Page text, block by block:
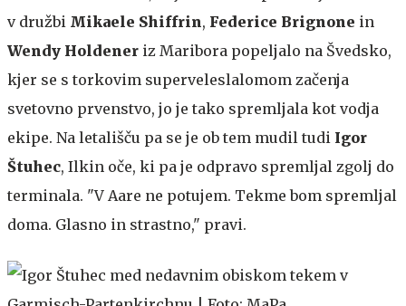
v družbi Mikaele Shiffrin, Federice Brignone in
Wendy Holdener iz Maribora popeljalo na Švedsko,
kjer se s torkovim superveleslalomom začenja
svetovno prvenstvo, jo je tako spremljala kot vodja
ekipe. Na letališču pa se je ob tem mudil tudi Igor
Štuhec, Ilkin oče, ki pa je odpravo spremljal zgolj do
terminala. "V Aare ne potujem. Tekme bom spremljal
doma. Glasno in strastno," pravi.